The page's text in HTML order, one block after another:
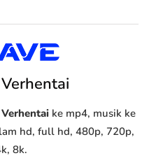
Verhentai ke mp4, musik ke
hd, full hd, 480p, 720p,
8k.